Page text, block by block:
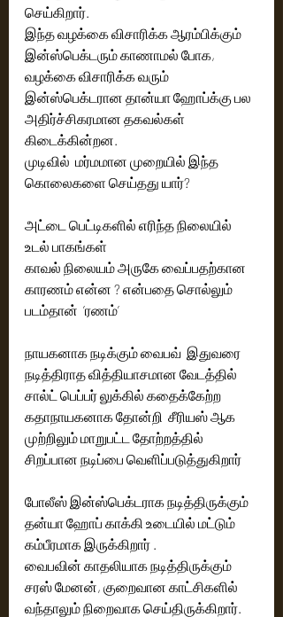
செய்கிறார்.
இந்த வழக்கை விசாரிக்க ஆரம்பிக்கும்
இன்ஸ்பெக்டரும் காணாமல் போக,
வழக்கை விசாரிக்க வரும்
இன்ஸ்பெக்டரான தான்யா ஹோப்க்கு பல
அதிர்ச்சிகரமான தகவல்கள்
கிடைக்கின்றன.
முடிவில்  மர்மமான முறையில் இந்த
கொலைகளை செய்தது யார்?
அட்டை பெட்டிகளில் எரிந்த நிலையில்
உடல் பாகங்கள்
காவல் நிலையம் அருகே வைப்பதற்கான
காரணம் என்ன ? என்பதை சொல்லும்
படம்தான்  ’ரணம்’
நாயகனாக நடிக்கும் வைபவ்  இதுவரை
நடித்திராத வித்தியாசமான வேடத்தில்
சால்ட் பெப்பர் லுக்கில் கதைக்கேற்ற
கதாநாயகனாக தோன்றி  சீரியஸ் ஆக
முற்றிலும் மாறுபட்ட தோற்றத்தில்
சிறப்பான நடிப்பை வெளிப்படுத்துகிறார்
போலீஸ் இன்ஸ்பெக்டராக நடித்திருக்கும்
தன்யா ஹோப் காக்கி உடையில் மட்டும்
கம்பீரமாக இருக்கிறார் .
வைபவின் காதலியாக நடித்திருக்கும்
சரஸ் மேனன், குறைவான காட்சிகளில்
வந்தாலும் நிறைவாக செய்திருக்கிறார்.